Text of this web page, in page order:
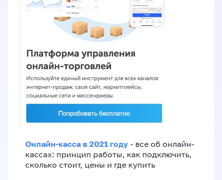
Онлайн-касса в 2021 году - все об онлайн-
кассах: принцип работы, как подключить,
сколько стоит, цены и где купить